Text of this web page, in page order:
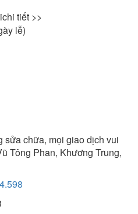
chi tiết >>
lễ)
sửa chữa, mọi giao dịch vui
Tông Phan, Khương Trung,